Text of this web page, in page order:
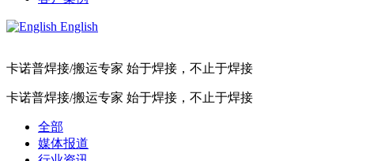
English
卡诺普焊接/搬运专家 始于焊接，不止于焊接
卡诺普焊接/搬运专家 始于焊接，不止于焊接
全部
媒体报道